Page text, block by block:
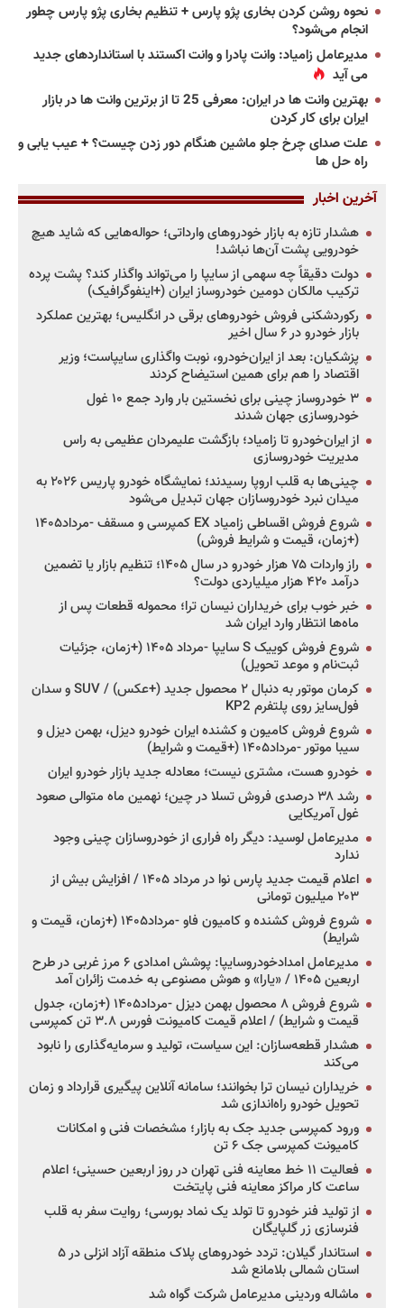
نحوه روشن کردن بخاری پژو پارس + تنظیم بخاری پژو پارس چطور
انجام می‌شود؟
مدیرعامل زامیاد: وانت پادرا و وانت اکستند با استانداردهای جدید
می آید
بهترین وانت ها در ایران: معرفی 25 تا از برترین وانت ها در بازار
ایران برای کار کردن
علت صدای چرخ جلو ماشین هنگام دور زدن چیست؟ + عیب یابی و
راه حل ها
آخرین اخبار
هشدار تازه به بازار خودروهای وارداتی؛ حواله‌هایی که شاید هیچ
خودرویی پشت آن‌ها نباشد!
دولت دقیقاً چه سهمی از سایپا را می‌تواند واگذار کند؟ پشت پرده
ترکیب مالکان دومین خودروساز ایران (+اینفوگرافیک)
رکوردشکنی فروش خودروهای برقی در انگلیس؛ بهترین عملکرد
بازار خودرو در ۶ سال اخیر
پزشکیان: بعد از ایران‌خودرو، نوبت واگذاری سایپاست؛ وزیر
اقتصاد را هم برای همین استیضاح کردند
۳ خودروساز چینی برای نخستین بار وارد جمع ۱۰ غول
خودروسازی جهان شدند
از ایران‌خودرو تا زامیاد؛ بازگشت علیمردان عظیمی به راس
مدیریت خودروسازی
چینی‌ها به قلب اروپا رسیدند؛ نمایشگاه خودرو پاریس ۲۰۲۶ به
میدان نبرد خودروسازان جهان تبدیل می‌شود
شروع فروش اقساطی زامیاد EX کمپرسی و مسقف -مرداد۱۴۰۵
(+زمان، قیمت و شرایط فروش)
راز واردات ۷۵ هزار خودرو در سال ۱۴۰۵؛ تنظیم بازار یا تضمین
درآمد ۴۲۰ هزار میلیاردی دولت؟
خبر خوب برای خریداران نیسان ترا؛ محموله قطعات پس از
ماه‌ها انتظار وارد ایران شد
شروع فروش کوییک S سایپا -مرداد ۱۴۰۵ (+زمان، جزئیات
ثبت‌نام و موعد تحویل)
کرمان موتور به دنبال ۲ محصول جدید (+عکس) / SUV و سدان
فول‌سایز روی پلتفرم KP2
شروع فروش کامیون و کشنده ایران خودرو دیزل، بهمن دیزل و
سیبا موتور -مرداد۱۴۰۵ (+قیمت و شرایط)
خودرو هست، مشتری نیست؛ معادله جدید بازار خودرو ایران
رشد ۳۸ درصدی فروش تسلا در چین؛ نهمین ماه متوالی صعود
غول آمریکایی
مدیرعامل لوسید: دیگر راه فراری از خودروسازان چینی وجود
ندارد
اعلام قیمت جدید پارس نوا در مرداد ۱۴۰۵ / افزایش بیش از
۲۰۳ میلیون تومانی
شروع فروش کشنده و کامیون فاو -مرداد۱۴۰۵ (+زمان، قیمت و
شرایط)
مدیرعامل امدادخودروسایپا: پوشش امدادی ۶ مرز غربی در طرح
اربعین ۱۴۰۵ / «یارا» و هوش مصنوعی به خدمت زائران آمد
شروع فروش ۸ محصول بهمن دیزل -مرداد۱۴۰۵ (+زمان، جدول
قیمت و شرایط) / اعلام قیمت کامیونت فورس ۳.۸ تن کمپرسی
هشدار قطعه‌سازان: این سیاست، تولید و سرمایه‌گذاری را نابود
می‌کند
خریداران نیسان ترا بخوانند؛ سامانه آنلاین پیگیری قرارداد و زمان
تحویل خودرو راه‌اندازی شد
ورود کمپرسی جدید جک به بازار؛ مشخصات فنی و امکانات
کامیونت کمپرسی جک ۶ تن
فعالیت ۱۱ خط معاینه فنی تهران در روز اربعین حسینی؛ اعلام
ساعت کار مراکز معاینه فنی پایتخت
از تولید فنر خودرو تا تولد یک نماد بورسی؛ روایت سفر به قلب
فنرسازی زر گلپایگان
استاندار گیلان: تردد خودروهای پلاک منطقه آزاد انزلی در ۵
استان شمالی بلامانع شد
ماشاله وردینی مدیرعامل شرکت گواه شد